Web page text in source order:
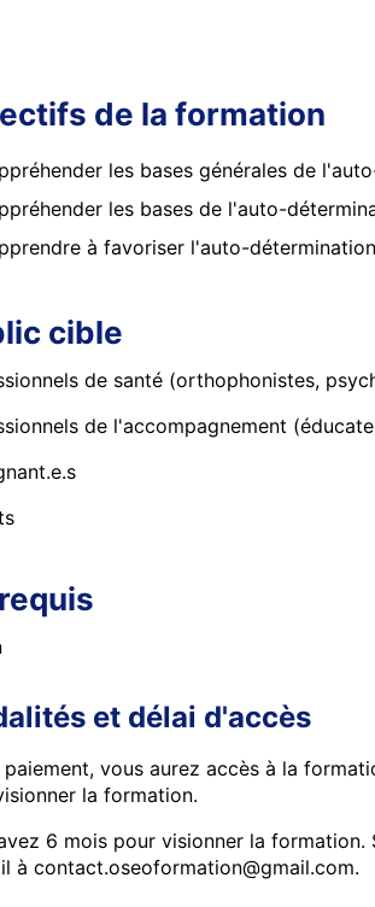
de la formation
les bases générales de
les bases de l'auto-
à favoriser l'auto-
cible
de santé (orthophonistes,
de l'accompagnement
et délai d'accès
paiement, vous aurez accès à la
la formation.
6 mois pour visionner la
à contact.oseoformation@gmail.com.